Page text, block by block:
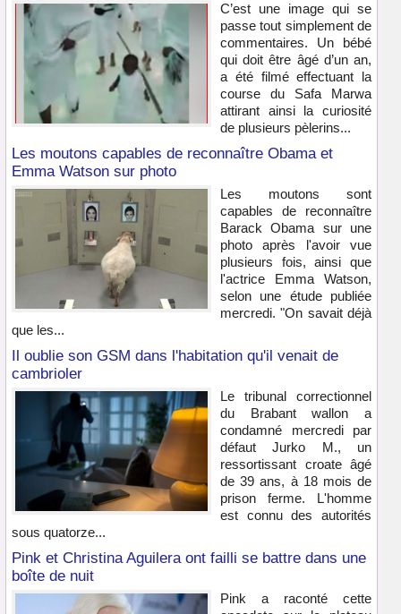
C’est une image qui se
passe tout simplement de
commentaires. Un bébé
qui doit être âgé d’un an,
a été filmé effectuant la
course du Safa Marwa
attirant ainsi la curiosité
de plusieurs pèlerins...
Les moutons capables de reconnaître Obama et
Emma Watson sur photo
Les moutons sont
capables de reconnaître
Barack Obama sur une
photo après l'avoir vue
plusieurs fois, ainsi que
l'actrice Emma Watson,
selon une étude publiée
mercredi. "On savait déjà
que les...
Il oublie son GSM dans l'habitation qu'il venait de
cambrioler
Le tribunal correctionnel
du Brabant wallon a
condamné mercredi par
défaut Jurko M., un
ressortissant croate âgé
de 39 ans, à 18 mois de
prison ferme. L'homme
est connu des autorités
sous quatorze...
Pink et Christina Aguilera ont failli se battre dans une
boîte de nuit
Pink a raconté cette